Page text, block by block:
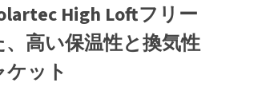
High Loftフリー
高い保温性と換気性
ット